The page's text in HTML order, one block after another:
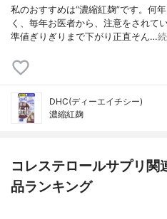
私のおすすめは“濃縮紅麹”です。何
く、毎年お医者から、注意をされて
準値ぎりぎりまで下がり正直そん…
DHC(ディーエイチシー)
濃縮紅麹
コレステロールサプリ関
品ランキング